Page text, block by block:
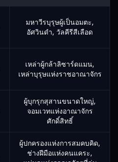
มหาวีรบุรุษผู้เป็นอมตะ,
อัศวินดำ, วัลคีรีสีเลือด
เหล่าผู้กล้าลิซาร์ดแมน,
เหล่าบุรุษแห่งราชอาณาจักร
ผู้บุกรุกสุสานขนาดใหญ่,
จอมเวทแห่งอาณาจักร
ศักดิ์สิทธิ์
ผู้ปกครองแห่งการสมคบคิด,
ช่างฝีมือแห่งคนแคระ,